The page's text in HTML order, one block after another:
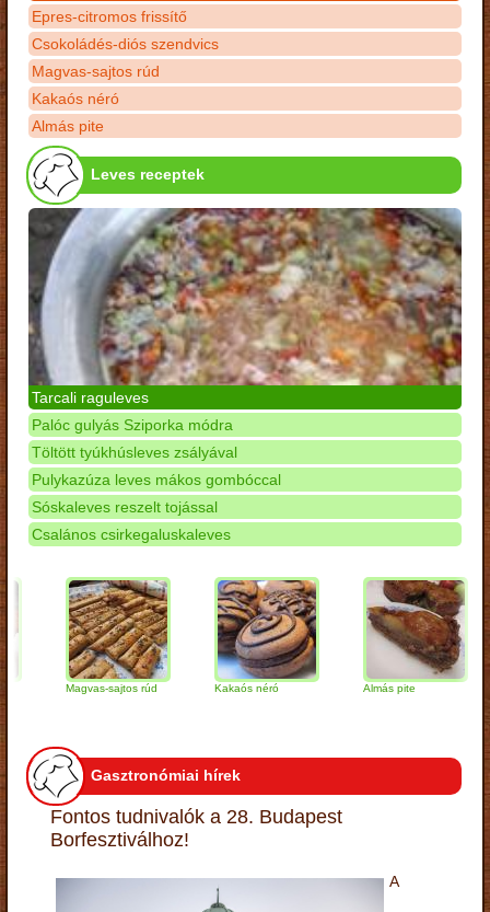
Epres-citromos frissítő
Csokoládés-diós szendvics
Magvas-sajtos rúd
Kakaós néró
Almás pite
Leves receptek
Tarcali raguleves
Palóc gulyás Sziporka módra
Töltött tyúkhúsleves zsályával
Pulykazúza leves mákos gombóccal
Sóskaleves reszelt tojással
Csalános csirkegaluskaleves
Magvas-sajtos rúd Kakaós néró Almás pite
Gasztronómiai hírek
Fontos tudnivalók a 28. Budapest
Borfesztiválhoz!
A